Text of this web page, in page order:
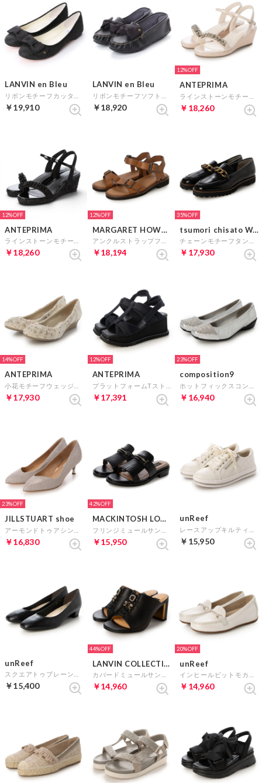
LANVIN en Bleu
￥19,910
LANVIN en Bleu
￥18,920
12%
ANTEPRIMA
￥18,260
12%
ANTEPRIMA
￥18,260
12%
MARGARET HOWELL idea
￥18,194
35%
tsumori chisato WALK
￥17,930
14%
ANTEPRIMA
￥17,930
12%
ANTEPRIMA
￥17,391
23%
composition9
￥16,940
23%
JILLSTUART shoe
￥16,830
42%
MACKINTOSH LONDON
￥15,950
unReef
￥15,950
unReef
￥15,400
44%
LANVIN COLLECTION
￥14,960
20%
unReef
￥14,960